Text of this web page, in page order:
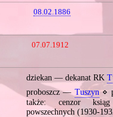
08.02.1886
07.07.1912
dziekan — dekanat RK
proboszcz — Tuszyn⋄
także: cenzor
powszechnych